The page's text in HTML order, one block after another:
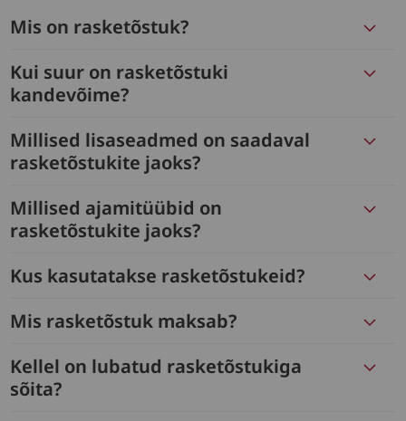
Mis on rasketõstuk?
Kui suur on rasketõstuki
kandevõime?
Millised lisaseadmed on saadaval
rasketõstukite jaoks?
Millised ajamitüübid on
rasketõstukite jaoks?
Kus kasutatakse rasketõstukeid?
Mis rasketõstuk maksab?
Kellel on lubatud rasketõstukiga
sõita?